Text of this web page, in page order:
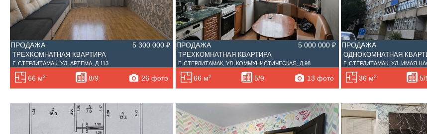
ПРОДАЖА 5 300 000 ₽
ТРЕХКОМНАТНАЯ КВАРТИРА
Г. СТЕРЛИТАМАК, УЛ. АРТЕМА, Д.113
66 м2 8/9 26 фото
ПРОДАЖА 5 000 000 ₽
ТРЕХКОМНАТНАЯ КВАРТИРА
Г. СТЕРЛИТАМАК, УЛ. КОММУНИСТИЧЕСКАЯ, Д.98
66 м2 5/9 13 фото
ПРОДАЖА
ОДНОКОМНАТНАЯ
Г. СТЕРЛИТАМАК, УЛ. ИМАЯ
36 м2 5/